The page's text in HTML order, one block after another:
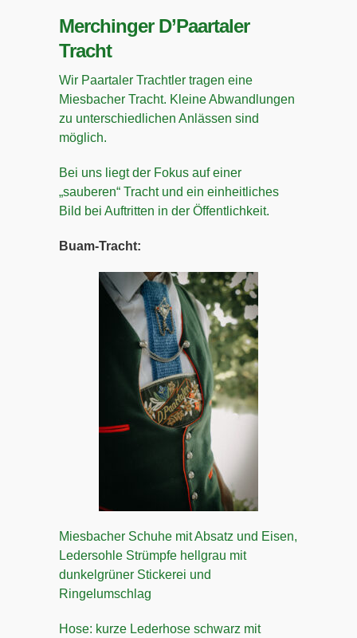
Merchinger D’Paartaler
Tracht
Wir Paartaler Trachtler tragen eine
Miesbacher Tracht. Kleine Abwandlungen
zu unterschiedlichen Anlässen sind
möglich.
Bei uns liegt der Fokus auf einer
„sauberen“ Tracht und ein einheitliches
Bild bei Auftritten in der Öffentlichkeit.
Buam-Tracht:
Miesbacher Schuhe mit Absatz und Eisen,
Ledersohle Strümpfe hellgrau mit
dunkelgrüner Stickerei und
Ringelumschlag
Hose: kurze Lederhose schwarz mit